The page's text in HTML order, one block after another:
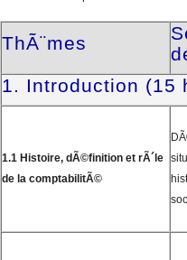
ThÃ¨mes
1. Introduction (15
1.1 Histoire, dÃ©finition et rÃ´le
de la comptabilitÃ©